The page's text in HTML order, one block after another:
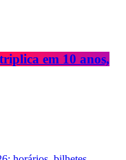
em 10 anos,